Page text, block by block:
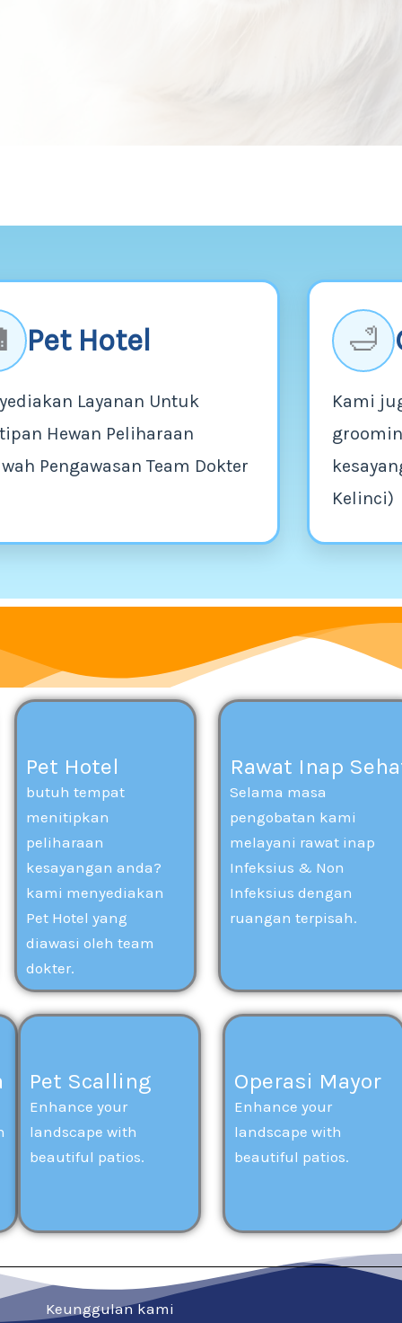
Pet Hotel
Layanan Untuk
Hewan Peliharaan
Pengawasan Team Dokter
🛁
Kami
Kelinci)
Pet Hotel
butuh tempat
menitipkan
peliharaan
kesayangan anda?
kami menyediakan
Pet Hotel yang
diawasi oleh team
dokter.
Rawat Inap
Selama masa
pengobatan kami
melayani rawat inap
Infeksius & Non
Infeksius dengan
ruangan terpisah.
Pet Scalling
Enhance your
landscape with
beautiful patios.
Operasi Mayor
Enhance your
landscape with
beautiful patios.
Keunggulan kami